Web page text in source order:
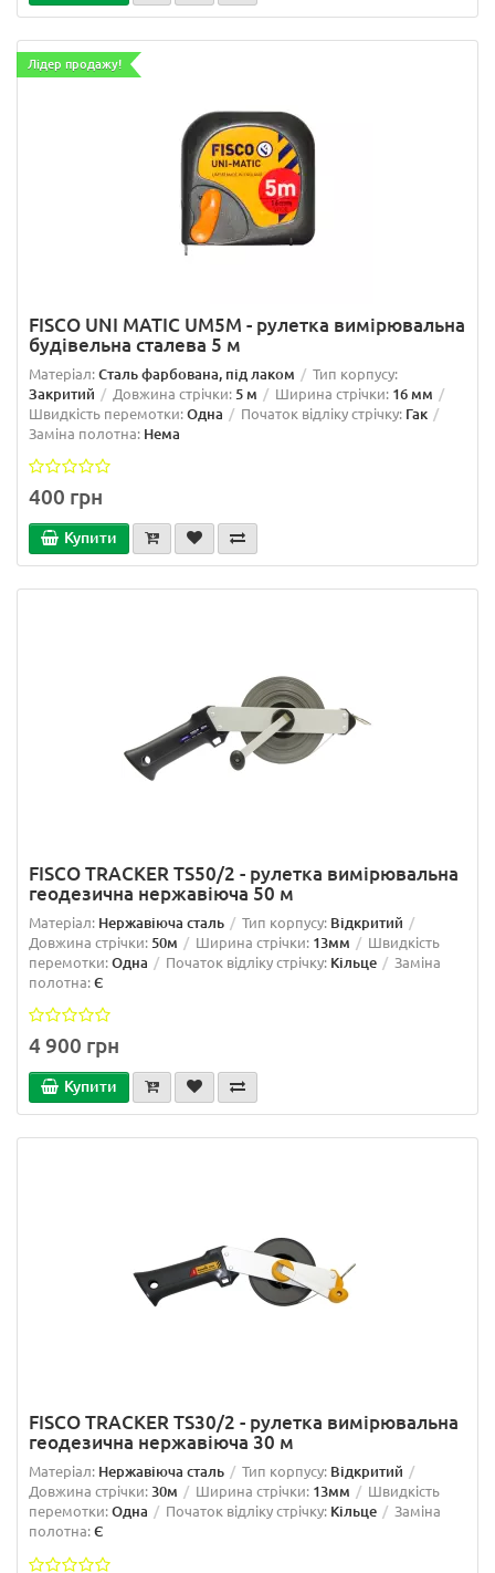
Лідер продажу!
FISCO UNI MATIC UM5M - рулетка вимірювальна
будівельна сталева 5 м
Матеріал:Сталь фарбована, під лаком Тип корпусу:
Закритий Довжина стрічки: 5 м Ширина стрічки: 16 мм
Швидкість перемотки:Одна Початок відліку стрічку: Гак
Заміна полотна: Нема
400 грн
Купити
FISCO TRACKER TS50/2 - рулетка вимірювальна
геодезична нержавіюча 50 м
Матеріал: Нержавіюча сталь Тип корпусу: Відкритий
Довжина стрічки: 50м Ширина стрічки: 13мм
Швидкість
перемотки:Одна Початок відліку стрічку: Кільце
Заміна
полотна:Є
4 900 грн
Купити
FISCO TRACKER TS30/2 - рулетка вимірювальна
геодезична нержавіюча 30 м
Матеріал: Нержавіюча сталь Тип корпусу: Відкритий
Довжина стрічки:30м Ширина стрічки: 13мм
Швидкість
перемотки:Одна Початок відліку стрічку: Кільце
Заміна
полотна:Є